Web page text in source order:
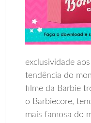
exclusividade
tendência do
filme da Barbie
o Barbiecore,
mais famosa do